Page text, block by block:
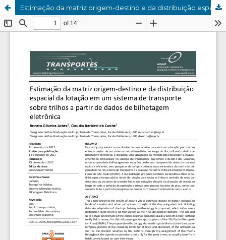
Estimação da matriz origem-destino e da distribuição espacial da lotação em um sistema de transporte sobre trilhos a partir de dados de bilhetagem eletrônica